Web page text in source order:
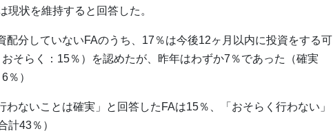
現状を維持すると回答した。
配分していないFAのうち、17％は今後12ヶ月以内に投資をする可
そらく：15％）を認めたが、昨年はわずか7％であった（確実
％）
わないことは確実」と回答したFAは15％、「おそらく行わない」
計43％）